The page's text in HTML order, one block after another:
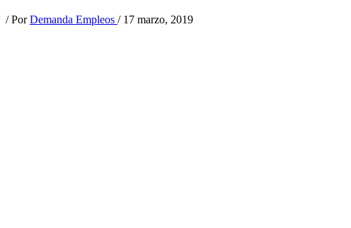
/ PorDemanda Empleos / 17 marzo, 2019